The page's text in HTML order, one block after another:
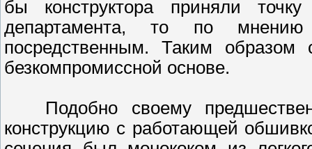
бы конструктора приняли точку
департамента, то по
посредственным. Таким образом
безкомпромиссной основе.
Подобно своему
конструкцию с работающей